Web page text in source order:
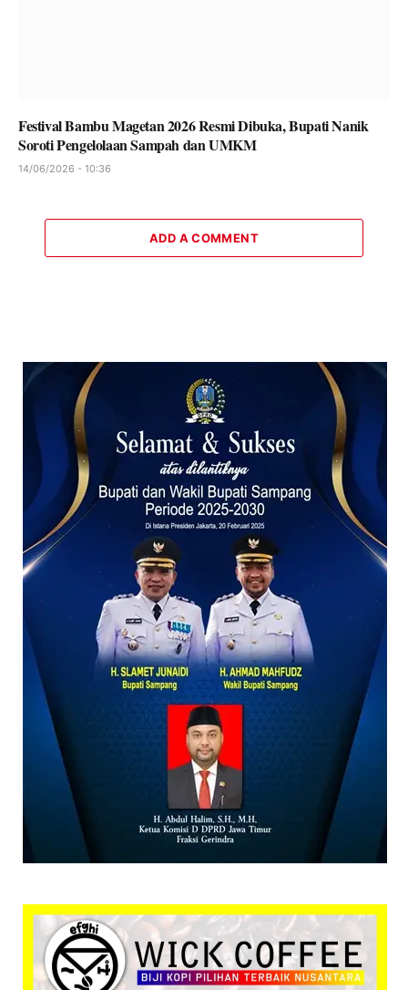
Festival Bambu Magetan 2026 Resmi Dibuka, Bupati Nanik
Soroti Pengelolaan Sampah dan UMKM
14/06/2026 - 10:36
ADD A COMMENT